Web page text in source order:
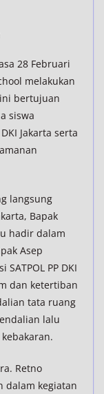
28 Februari
melakukan
bertujuan
siswa
Jakarta serta
langsung
Bapak
hadir dalam
Asep
PP DKI
dan ketertiban
tata ruang
lalu
Retno
dalam kegiatan